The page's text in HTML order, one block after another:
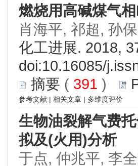
燃烧用高碱煤气
肖海平, 祁超, 孙
化工进展. 2018,
doi:10.16085/
摘要 ( 391 )
参考文献 | 相关文章 | 多维度评价
生物油裂解气费
拟及(火用)分析
于点, 仲兆平, 李